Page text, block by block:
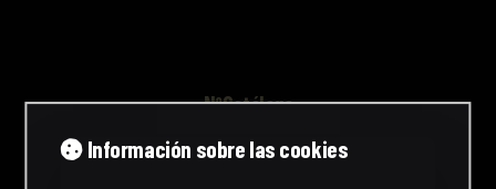
NºCatálogo
FGD-04-001-024
Información sobre las cookies